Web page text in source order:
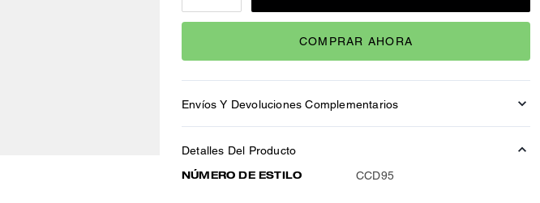
COMPRAR AHORA
Envíos Y Devoluciones Complementarios
Detalles Del Producto
NÚMERO DE ESTILO
CCD95